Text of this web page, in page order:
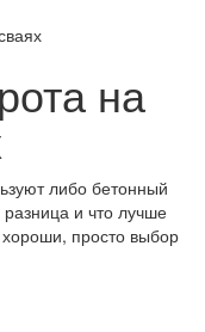
на
либо бетонный
и что лучше
просто выбор